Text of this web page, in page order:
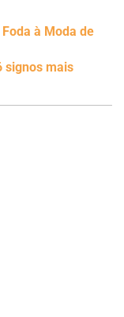
à Moda de
signos mais